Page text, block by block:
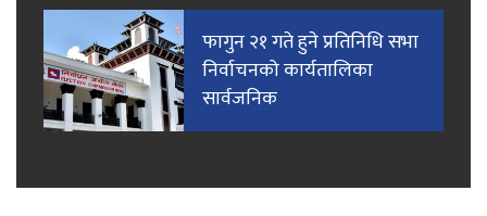
फागुन २१ गते हुने प्रतिनिधि सभा
निर्वाचनको कार्यतालिका
सार्वजनिक